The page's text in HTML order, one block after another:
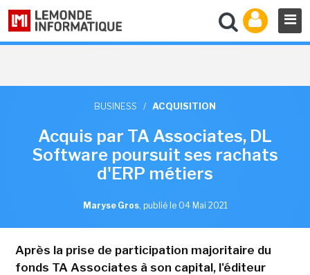
BUSINESS / ACQUISITION
Acquis par TA Associates, DL
Software poursuit ses rachats
d'ERP métiers
Maryse Gros, publié le 04 Mai 2021
Après la prise de participation majoritaire du
fonds TA Associates à son capital, l'éditeur